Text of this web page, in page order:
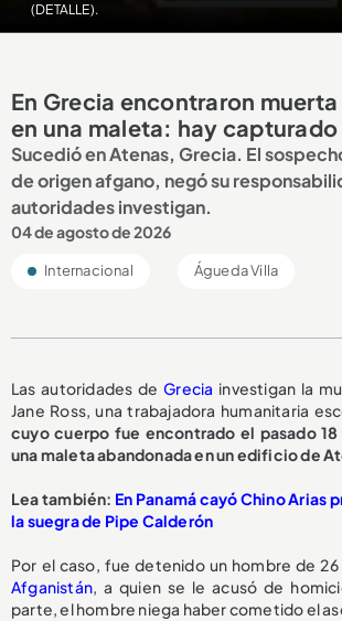
(DETALLE).
En Grecia encontraron muerta
en una maleta: hay capturado
Sucedió en Atenas, Grecia. El
de origen afgano, negó su
autoridades investigan.
04 de agosto de 2026
Internacional Águeda Villa
Las autoridades deGrecia investigan la
Jane Ross, una trabajadora humanitaria
cuyo cuerpo fue encontrado el pasado
una maleta abandonada en un edificio de
Lea también: En Panamá cayó Chino Arias
la suegra de Pipe Calderón
Por el caso, fue detenido un hombre de
Afganistán, a quien se le acusó de
parte, el hombre niega haber cometido el